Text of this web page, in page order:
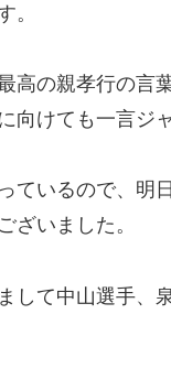
。
高の親孝行の言
けても一言ジ
ているので、明
ざいました。
して中山選手、